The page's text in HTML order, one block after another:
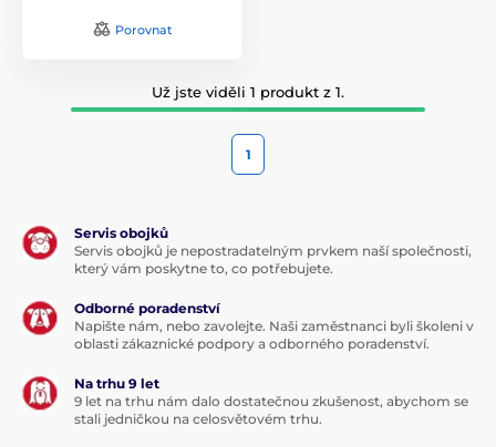
Porovnat
Už jste viděli 1 produkt z 1.
1
Servis obojků
Servis obojků je nepostradatelným prvkem naší společnosti,
který vám poskytne to, co potřebujete.
Odborné poradenství
Napište nám, nebo zavolejte. Naši zaměstnanci byli školeni v
oblasti zákaznické podpory a odborného poradenství.
Na trhu 9 let
9 let na trhu nám dalo dostatečnou zkušenost, abychom se
stali jedničkou na celosvětovém trhu.